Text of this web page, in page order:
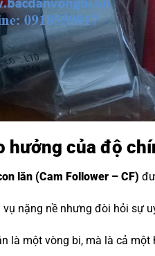
hưởng của độ
lăn (Cam Follower – CF)
nặng nề nhưng đòi hỏi sự
là một vòng bi, mà là cả